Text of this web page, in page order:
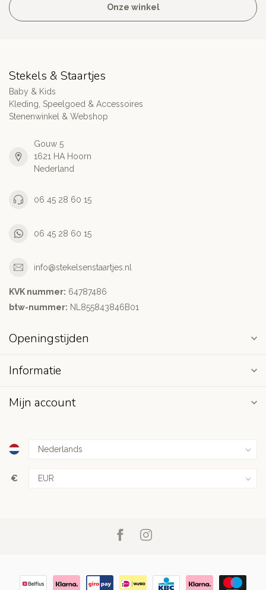
Onze winkel
Stekels & Staartjes
Baby & Kids
Kleding, Speelgoed & Accessoires
Stenenwinkel & Webshop
Gouw 5
1621 HA Hoorn
Nederland
06 45 28 60 15
06 45 28 60 15
info@stekelsenstaartjes.nl
KVK nummer: 64787486
btw-nummer: NL855843846B01
Openingstijden
Informatie
Mijn account
€